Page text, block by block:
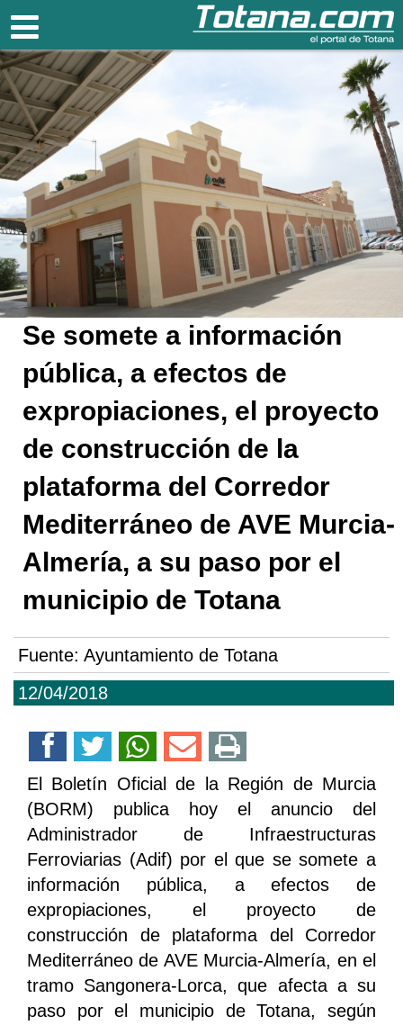
Totana.com
12/04/2018
Se somete a información
pública, a efectos de
expropiaciones, el proyecto
de construcción de la
plataforma del Corredor
Mediterráneo de AVE Murcia-
Almería, a su paso por el
municipio de Totana
Fuente: Ayuntamiento de Totana
El Boletín Oficial de la Región de Murcia
(BORM) publica hoy el anuncio del
Administrador de Infraestructuras
Ferroviarias (Adif) por el que se somete a
información pública, a efectos de
expropiaciones, el proyecto de
construcción de plataforma del Corredor
Mediterráneo de AVE Murcia-Almería, en el
tramo Sangonera-Lorca, que afecta a su
paso por el municipio de Totana, según